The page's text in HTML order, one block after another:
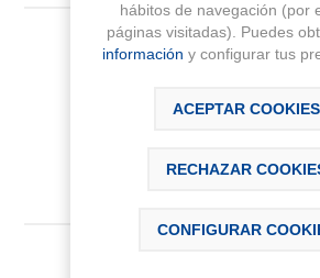
Color
hábitos de navegación (por
páginas visitadas). Puedes
información y configurar tus
ACEPTAR COOKIES
RECHAZAR
CONFIGURAR